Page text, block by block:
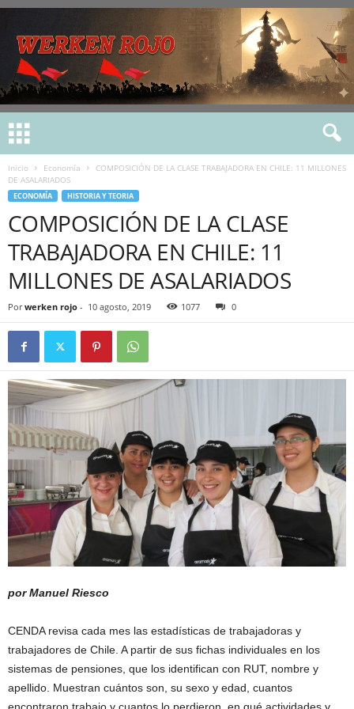
Inicio Economía
COMPOSICIÓN DE LA CLASE TRABAJADORA EN CHILE: 11 MILLONES
DE ASALARIADOS
ECONOMÍA HISTORIA Y TEORIA
COMPOSICIÓN DE LA CLASE
TRABAJADORA EN CHILE: 11
MILLONES DE ASALARIADOS
Por werken rojo - 10 agosto, 2019 1077 0
por Manuel Riesco
CENDA revisa cada mes las estadísticas de trabajadoras y
trabajadores de Chile. A partir de sus fichas individuales en los
sistemas de pensiones, que los identifican con RUT, nombre y
apellido. Muestran cuántos son, su sexo y edad, cuantos